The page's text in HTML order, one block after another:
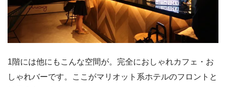
1階には他にもこんな空間が。完全におしゃれカフェ・お
しゃれバーです。ここがマリオット系ホテルのフロントと